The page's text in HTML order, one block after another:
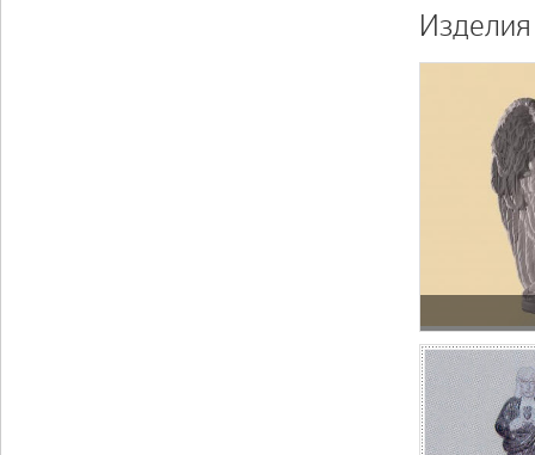
Изделия